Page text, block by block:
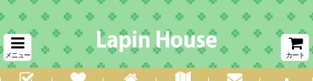
メニュー カート